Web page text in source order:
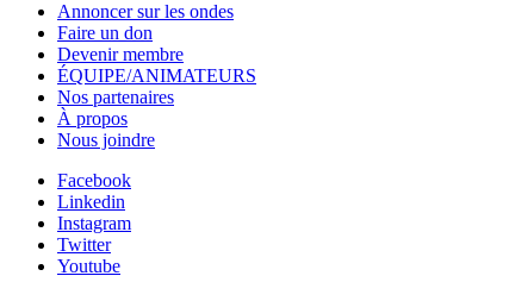
Annoncer sur les ondes
Faire un don
Devenir membre
ÉQUIPE/ANIMATEURS
Nos partenaires
À propos
Nous joindre
Facebook
Linkedin
Instagram
Twitter
Youtube